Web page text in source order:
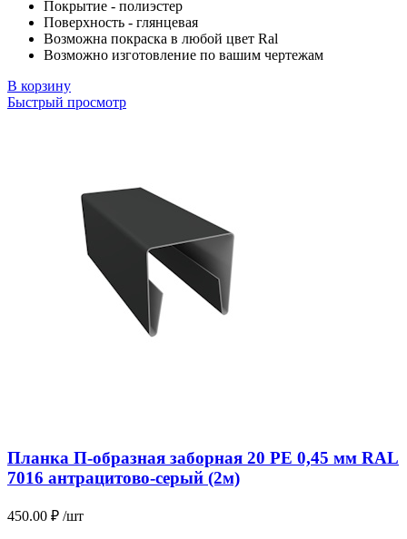
Покрытие - полиэстер
Поверхность - глянцевая
Возможна покраска в любой цвет Ral
Возможно изготовление по вашим чертежам
В корзину
Быстрый просмотр
Планка П-образная заборная 20 PE 0,45 мм RAL
7016 антрацитово-серый (2м)
450.00 ₽ /шт